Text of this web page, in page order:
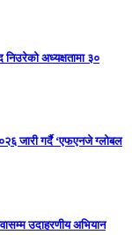
अध्यक्षतामा ३०
जारी गर्दै ‘एफएनजे ग्लोबल
उदाहरणीय अभियान